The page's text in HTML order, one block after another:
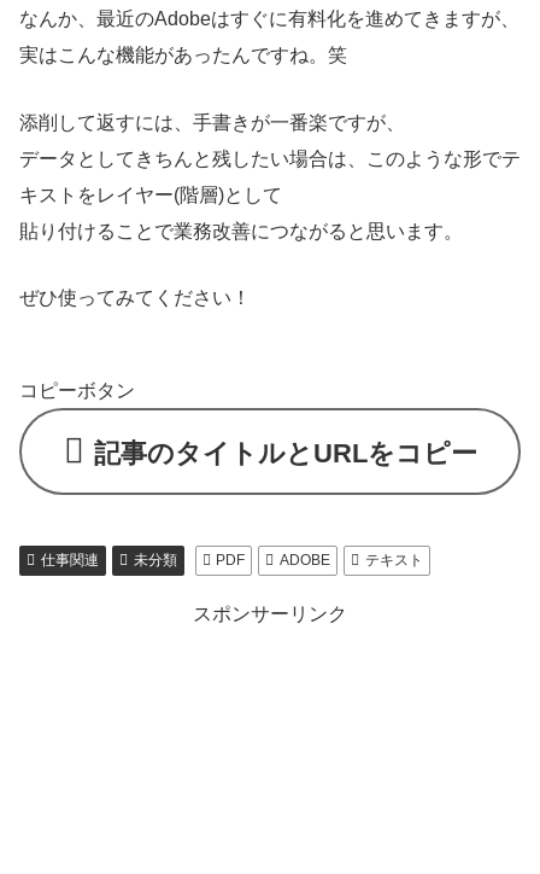
なんか、最近のAdobeはすぐに有料化を進めてきますが、
実はこんな機能があったんですね。笑
添削して返すには、手書きが一番楽ですが、
データとしてきちんと残したい場合は、このような形でテ
キストをレイヤー(階層)として
貼り付けることで業務改善につながると思います。
ぜひ使ってみてください！
コピーボタン
記事のタイトルとURLをコピー
仕事関連 未分類 PDF ADOBE テキスト
スポンサーリンク